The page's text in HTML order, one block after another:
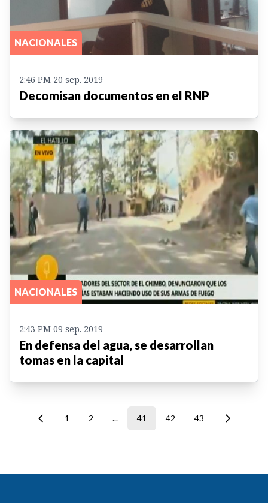
NACIONALES
2:46 PM 20 sep. 2019
Decomisan documentos en el RNP
NACIONALES
2:43 PM 09 sep. 2019
En defensa del agua, se desarrollan
tomas en la capital
1 2 ... 41 42 43